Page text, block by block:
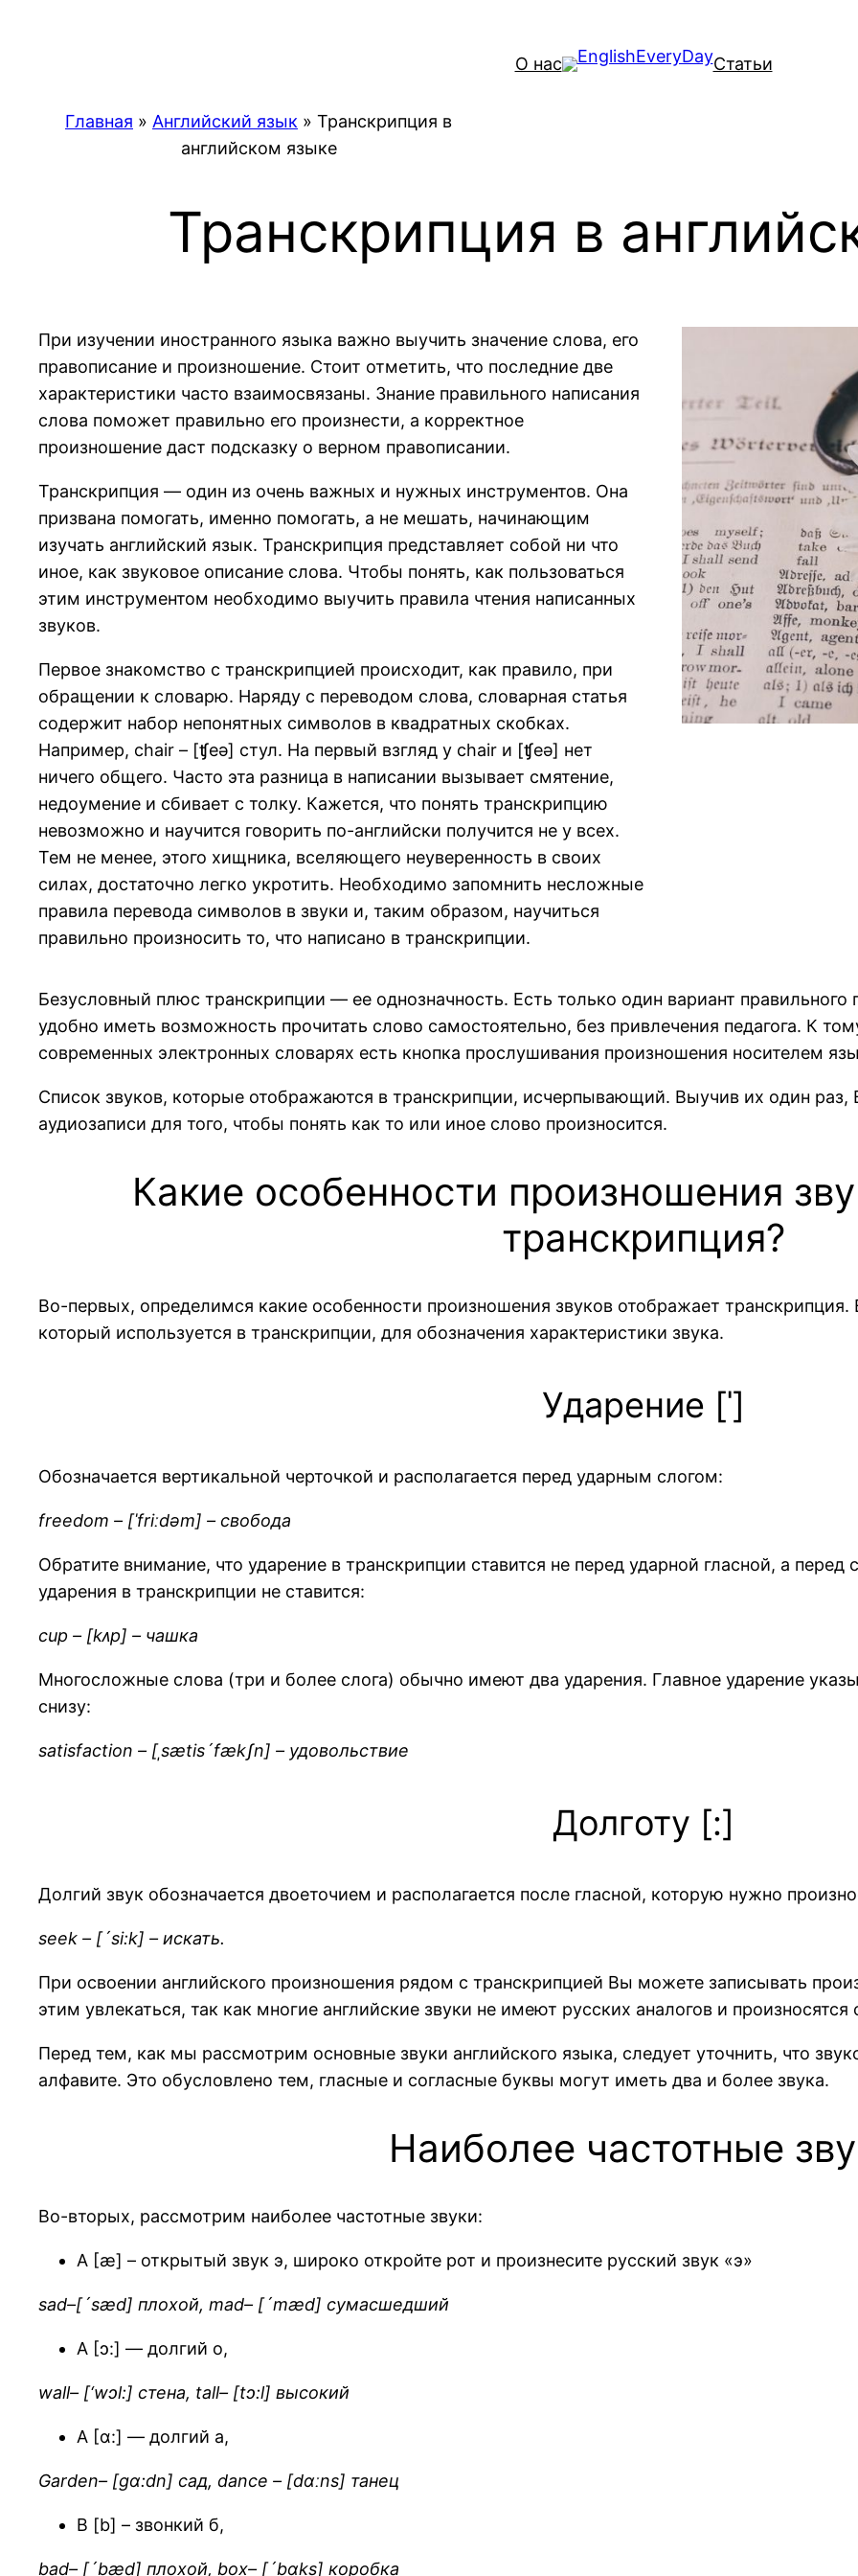
О нас Статьи
Главная » Английский язык » Транскрипция в
английском языке
Транскрипция в
При изучении иностранного языка важно выучить значение слова, его
правописание и произношение. Стоит отметить, что последние две
характеристики часто взаимосвязаны. Знание правильного написания
слова поможет правильно его произнести, а корректное
произношение даст подсказку о верном правописании.
Транскрипция — один из очень важных и нужных инструментов. Она
призвана помогать, именно помогать, а не мешать, начинающим
изучать английский язык. Транскрипция представляет собой ни что
иное, как звуковое описание слова. Чтобы понять, как пользоваться
этим инструментом необходимо выучить правила чтения написанных
звуков.
Первое знакомство с транскрипцией происходит, как правило, при
обращении к словарю. Наряду с переводом слова, словарная статья
содержит набор непонятных символов в квадратных скобках.
Например, chair – [ʧeə] стул. На первый взгляд у chair и [ʧeə] нет
ничего общего. Часто эта разница в написании вызывает смятение,
недоумение и сбивает с толку. Кажется, что понять транскрипцию
невозможно и научится говорить по-английски получится не у всех.
Тем не менее, этого хищника, вселяющего неуверенность в своих
силах, достаточно легко укротить. Необходимо запомнить несложные
правила перевода символов в звуки и, таким образом, научиться
правильно произносить то, что написано в транскрипции.
Безусловный плюс транскрипции — ее однозначность. Есть только один вариант правильного
удобно иметь возможность прочитать слово самостоятельно, без привлечения педагога. К
современных электронных словарях есть кнопка прослушивания произношения носителем
Список звуков, которые отображаются в транскрипции, исчерпывающий. Выучив их один
аудиозаписи для того, чтобы понять как то или иное слово произносится.
Какие особенности произношения
транскрипция?
Во-первых, определимся какие особенности произношения звуков отображает
который используется в транскрипции, для обозначения характеристики звука.
Ударение [ˈ]
Обозначается вертикальной черточкой и располагается перед ударным слогом:
freedom – [ˈfriːdəm] – свобода
Обратите внимание, что ударение в транскрипции ставится не перед ударной гласной, а
ударения в транскрипции не ставится:
cup – [kᴧp] – чашка
Многосложные слова (три и более слога) обычно имеют два ударения. Главное ударение
снизу:
satisfaction – [ˌsætis´fækʃn] – удовольствие
Долготу [:]
Долгий звук обозначается двоеточием и располагается после гласной, которую нужно
seek – [´si:k] – искать.
При освоении английского произношения рядом с транскрипцией Вы можете записывать
этим увлекаться, так как многие английские звуки не имеют русских аналогов и
Перед тем, как мы рассмотрим основные звуки английского языка, следует уточнить, что
алфавите. Это обусловлено тем, гласные и согласные буквы могут иметь два и более звука.
Наиболее частотные
Во-вторых, рассмотрим наиболее частотные звуки:
А [æ] – открытый звук э, широко откройте рот и произнесите русский звук «э»
sad–[´sæd] плохой, mad– [´mæd] сумасшедший
А [ɔ:] — долгий о,
wall– [‘wɔl:] стена, tall– [tɔ:l] высокий
А [ɑ:] — долгий а,
Garden– [gɑ:dn] сад, dance – [dɑːns] танец
B [b] – звонкий б,
bad– [´bæd] плохой, box– [´bɑks] коробка